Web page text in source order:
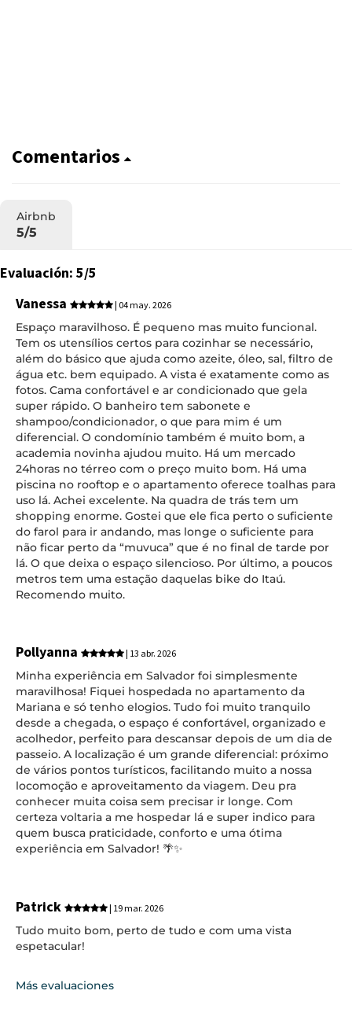
Comentarios
Airbnb
5/5
Evaluación: 5/5
Vanessa
| 04 may. 2026
Espaço maravilhoso. É pequeno mas muito funcional.
Tem os utensílios certos para cozinhar se necessário,
além do básico que ajuda como azeite, óleo, sal, filtro de
água etc. bem equipado. A vista é exatamente como as
fotos. Cama confortável e ar condicionado que gela
super rápido. O banheiro tem sabonete e
shampoo/condicionador, o que para mim é um
diferencial. O condomínio também é muito bom, a
academia novinha ajudou muito. Há um mercado
24horas no térreo com o preço muito bom. Há uma
piscina no rooftop e o apartamento oferece toalhas para
uso lá. Achei excelente. Na quadra de trás tem um
shopping enorme. Gostei que ele fica perto o suficiente
do farol para ir andando, mas longe o suficiente para
não ficar perto da “muvuca” que é no final de tarde por
lá. O que deixa o espaço silencioso. Por último, a poucos
metros tem uma estação daquelas bike do Itaú.
Recomendo muito.
Pollyanna | 13 abr. 2026
Minha experiência em Salvador foi simplesmente
maravilhosa! Fiquei hospedada no apartamento da
Mariana e só tenho elogios. Tudo foi muito tranquilo
desde a chegada, o espaço é confortável, organizado e
acolhedor, perfeito para descansar depois de um dia de
passeio. A localização é um grande diferencial: próximo
de vários pontos turísticos, facilitando muito a nossa
locomoção e aproveitamento da viagem. Deu pra
conhecer muita coisa sem precisar ir longe. Com
certeza voltaria a me hospedar lá e super indico para
quem busca praticidade, conforto e uma ótima
experiência em Salvador! 🌴✨
Patrick | 19 mar. 2026
Tudo muito bom, perto de tudo e com uma vista
espetacular!
Más evaluaciones